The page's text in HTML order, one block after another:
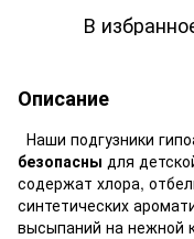
В
Описание
Наши подгузники
безопасны для
содержат хлора,
синтетических
высыпаний на нежной